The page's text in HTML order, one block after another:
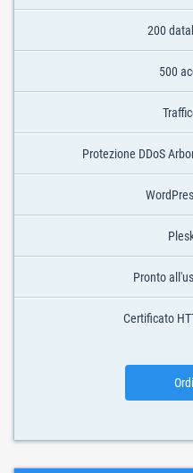
200
500
Protezione DDoS
Pronto
Certificato